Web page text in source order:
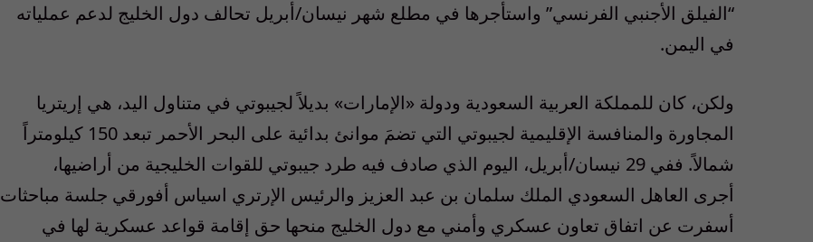
“الفيلق الأجنبي الفرنسي” واستأجرها في مطلع شهر نيسان/أبريل تحالف دول الخليج لدعم عملياته
في اليمن.
ولكن، كان للمملكة العربية السعودية ودولة «الإمارات» بديلاً لجيبوتي في متناول اليد، هي إريتريا
المجاورة والمنافسة الإقليمية لجيبوتي التي تضمَ موانئ بدائية على البحر الأحمر تبعد 150 كيلومتراً
شمالاً. ففي 29 نيسان/أبريل، اليوم الذي صادف فيه طرد جيبوتي للقوات الخليجية من أراضيها،
أجرى العاهل السعودي الملك سلمان بن عبد العزيز والرئيس الإرتري اسياس أفورقي جلسة مباحثات
أسفرت عن اتفاق تعاون عسكري وأمني مع دول الخليج منحها حق إقامة قواعد عسكرية لها في